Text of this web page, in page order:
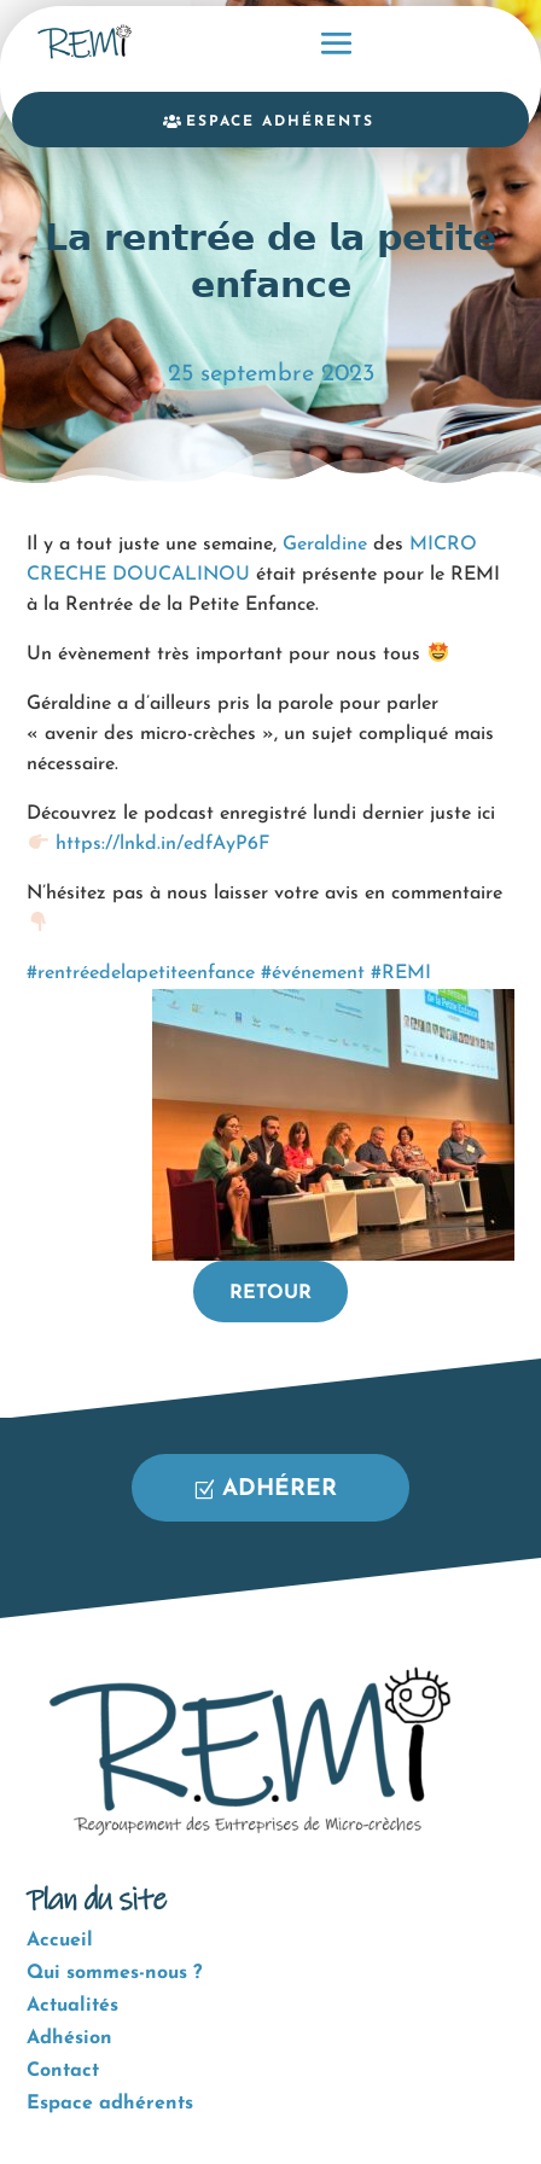
ESPACE ADHÉRENTS
𝗟𝗮 𝗿𝗲𝗻𝘁𝗿𝗲́𝗲 𝗱𝗲 𝗹𝗮 𝗽𝗲𝘁𝗶𝘁𝗲
𝗲𝗻𝗳𝗮𝗻𝗰𝗲
25 septembre 2023
Il y a tout juste une semaine, Geraldine des MICRO
CRECHE DOUCALINOU était présente pour le REMI
à la Rentrée de la Petite Enfance.
Un évènement très important pour nous tous
Géraldine a d’ailleurs pris la parole pour parler
« avenir des micro-crèches », un sujet compliqué mais
nécessaire.
Découvrez le podcast enregistré lundi dernier juste ici
https://lnkd.in/edfAyP6F
N’hésitez pas à nous laisser votre avis en commentaire
#rentréedelapetiteenfance #événement #REMI
RETOUR
ADHÉRER
Plan du site
Accueil
Qui sommes-nous ?
Actualités
Adhésion
Contact
Espace adhérents